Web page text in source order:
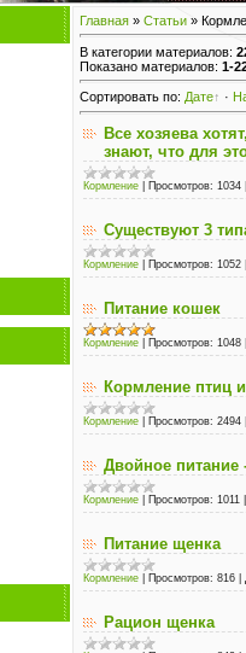
Главная» Статьи»
В категории материалов:
Показано материалов: 1-
Сортировать по: Дате ·
Все хозяева
знают, что для
Кормление| Просмотров: 1034
Существуют 3
Кормление| Просмотров: 1052
Питание кошек
Кормление| Просмотров: 1048
Кормление птиц
Кормление| Просмотров: 2494
Двойное питание
Кормление| Просмотров: 1011
Питание щенка
Кормление| Просмотров: 816|
Рацион щенка